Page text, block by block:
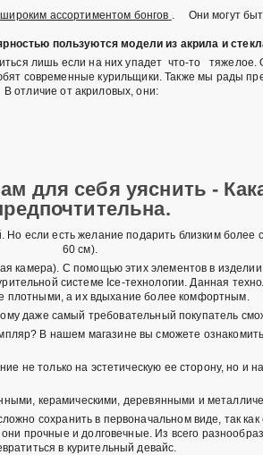
ассортиментом бонгов . Они могут
пользуются модели из акрила и
лишь если на них упадет что-то
современные курильщики. Также мы рады
В отличие от акриловых, они:
для себя уяснить -
если есть желание подарить близким
60 см).
камера). С помощью этих элементов в
системе Ice-технологии. Данная
плотными, а их вдыхание более комфортным.
даже самый требовательный покупатель
В нашем магазине вы сможете
не только на эстетическую ее сторону, но и
керамическими, деревянными и
сохранить в первоначальном виде, так
прочные и долговечные. Из всего
в курительный девайс.